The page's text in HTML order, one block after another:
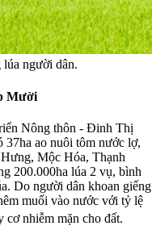
lúa người dân.
Mười
Nông thôn - Đinh Thị
37ha ao nuôi tôm nước lợ,
Mộc Hóa, Thạnh
200.000ha lúa 2 vụ, bình
Do người dân khoan giếng
muối vào nước với tỷ lệ
cơ nhiễm mặn cho đất.